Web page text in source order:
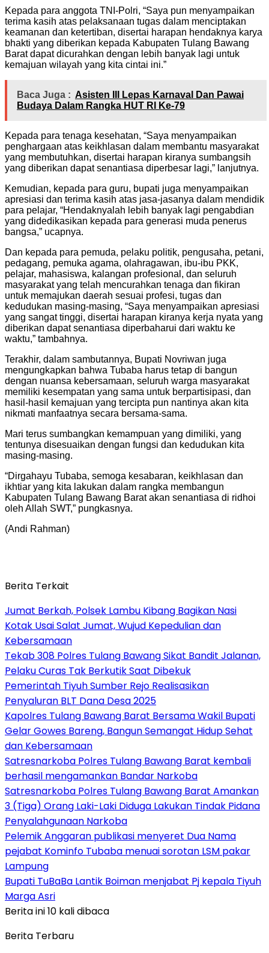
Kepada para anggota TNI-Polri, “Saya pun menyampaikan
terima kasih atas pelaksanaan tugas dalam menciptakan
keamanan dan ketertiban, disertai harapan hendaknya karya
bhakti yang diberikan kepada Kabupaten Tulang Bawang
Barat dapat dicurahkan dengan lebih banyak lagi untuk
kemajuan wilayah yang kita cintai ini.”
Baca Juga : Asisten III Lepas Karnaval Dan Pawai
Budaya Dalam Rangka HUT RI Ke-79
Kepada para tenaga kesehatan, “Saya menyampaikan
penghargaan atas keikhlasan dalam membantu masyarakat
yang membutuhkan, disertai harapan kiranya sumbangsih
yang diberikan dapat senantiasa diperbesar lagi,” lanjutnya.
Kemudian, kepada para guru, bupati juga menyampaikan
apresiasi dan terima kasih atas jasa-jasanya dalam mendidik
para pelajar, “Hendaknyalah lebih banyak lagi pengabdian
yang didedikasikan kepada para generasi muda penerus
bangsa,” ucapnya.
Dan kepada para pemuda, pelaku politik, pengusaha, petani,
pedagang, pemuka agama, olahragawan, ibu-ibu PKK,
pelajar, mahasiswa, kalangan profesional, dan seluruh
masyarakat yang telah mencurahkan tenaga dan fikiran
untuk memajukan daerah sesuai profesi, tugas dan
kedudukan masing-masing, “Saya menyampaikan apresiasi
yang sangat tinggi, disertai harapan kiranya kerja nyata yang
diberikan dapat senantiasa diperbaharui dari waktu ke
waktu,” tambahnya.
Terakhir, dalam sambutannya, Bupati Novriwan juga
mengungkapkan bahwa Tubaba harus tetap di bangun
dengan nuansa kebersamaan, seluruh warga masyarakat
memiliki kesempatan yang sama untuk berpartisipasi, dan
hasil-hasil kemajuan yang tercipta pun nantinya akan kita
nikmati manfaatnya secara bersama-sama.
Mari terus sumbangkan kemampuan yang dimiliki, yang
tentunya disesuaikan dengan fungsi dan kedudukan kita
masing-masing.
“Dirgahayu Tubaba, semoga kesabaran, keikhlasan dan
ikhtiar yang kita lakukan dalam rangka membangun
Kabupaten Tulang Bawang Barat akan senantiasa di ridhoi
oleh Allah SWT,” pungkasnya.
(Andi Rahman)
Berita Terkait
Jumat Berkah, Polsek Lambu Kibang Bagikan Nasi
Kotak Usai Salat Jumat, Wujud Kepedulian dan
Kebersamaan
Tekab 308 Polres Tulang Bawang Sikat Bandit Jalanan,
Pelaku Curas Tak Berkutik Saat Dibekuk
Pemerintah Tiyuh Sumber Rejo Realisasikan
Penyaluran BLT Dana Desa 2025
Kapolres Tulang Bawang Barat Bersama Wakil Bupati
Gelar Gowes Bareng, Bangun Semangat Hidup Sehat
dan Kebersamaan
Satresnarkoba Polres Tulang Bawang Barat kembali
berhasil mengamankan Bandar Narkoba
Satresnarkoba Polres Tulang Bawang Barat Amankan
3 (Tiga) Orang Laki-Laki Diduga Lakukan Tindak Pidana
Penyalahgunaan Narkoba
Pelemik Anggaran publikasi menyeret Dua Nama
pejabat Kominfo Tubaba menuai sorotan LSM pakar
Lampung
Bupati TuBaBa Lantik Boiman menjabat Pj kepala Tiyuh
Marga Asri
Berita ini 10 kali dibaca
Berita Terbaru